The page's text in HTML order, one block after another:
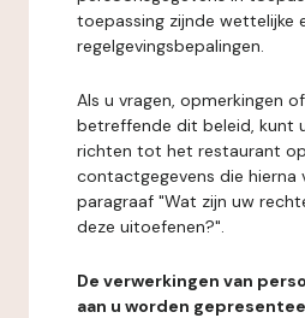
toepassing zijnde wettelijke
regelgevingsbepalingen.
Als u vragen, opmerkingen
betreffende dit beleid, kunt
richten tot het restaurant
contactgegevens die hierna
paragraaf "Wat zijn uw
deze uitoefenen?".
De verwerkingen van
aan u worden